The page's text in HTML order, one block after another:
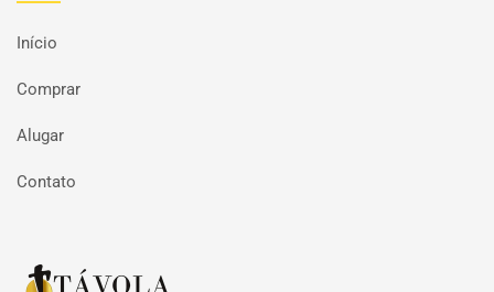
Início
Comprar
Alugar
Contato
Página inicial